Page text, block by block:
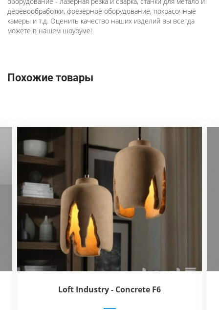
деревообработки, фрезерное оборудование, покрасочные
камеры и т.д. Оценить качество наших изделий вы всегда
можете в нашем шоуруме!
Похожие товары
Loft Industry - Concrete F6